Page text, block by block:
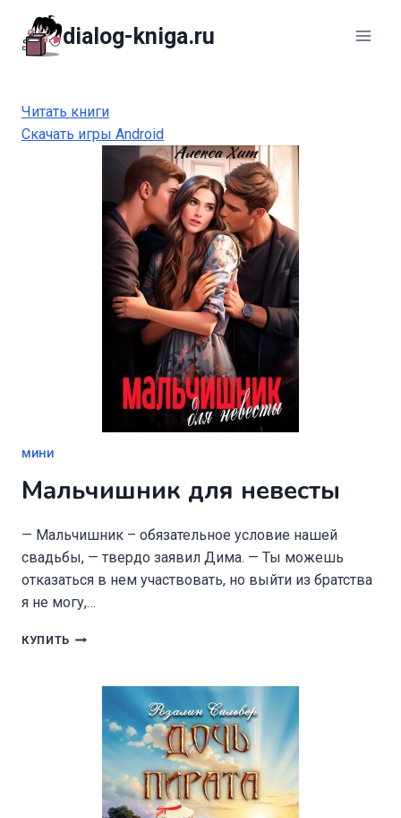
содержимому
dialog-kniga.ru
Читать книги
Скачать игры Android
МИНИ
Мальчишник для невесты
— Мальчишник – обязательное условие нашей
свадьбы, — твердо заявил Дима. — Ты можешь
отказаться в нем участвовать, но выйти из братства
я не могу,…
КУПИТЬ МАЛЬЧИШНИК